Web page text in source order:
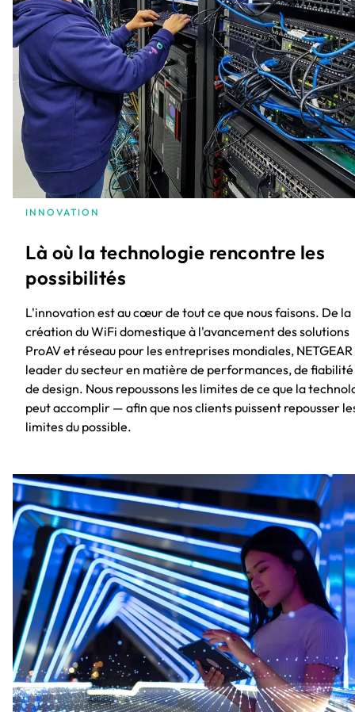
INNOVATION
Là où la technologie rencontre les
possibilités
L'innovation est au cœur de tout ce que nous faisons. De la
création du WiFi domestique à l'avancement des solutions
ProAV et réseau pour les entreprises mondiales,
leader du secteur en matière de performances, de
de design. Nous repoussons les limites de ce que la
peut accomplir — afin que nos clients puissent repousser
limites du possible.